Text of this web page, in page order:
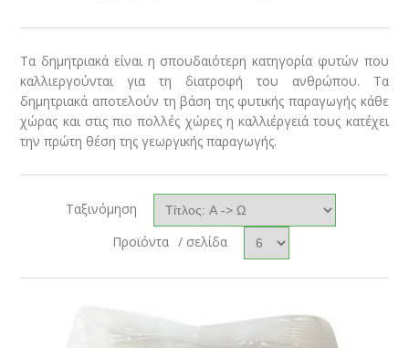
Τα δημητριακά είναι η σπουδαιότερη κατηγορία φυτών που
καλλιεργούνται για τη διατροφή του ανθρώπου. Τα
δημητριακά αποτελούν τη βάση της φυτικής παραγωγής κάθε
χώρας και στις πιο πολλές χώρες η καλλιέργειά τους κατέχει
την πρώτη θέση της γεωργικής παραγωγής.
Ταξινόμηση
Προϊόντα / σελίδα